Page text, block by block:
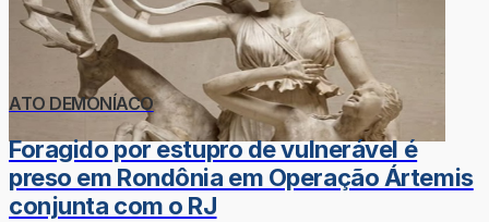
ATO DEMONÍACO
Foragido por estupro de vulnerável é
preso em Rondônia em Operação Ártemis
conjunta com o RJ